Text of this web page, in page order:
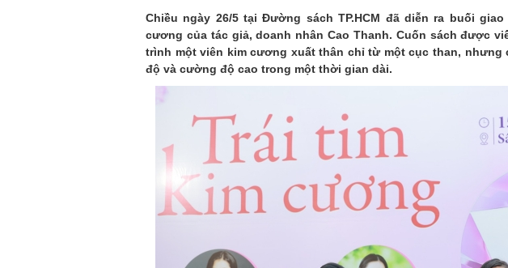
Chiều ngày 26/5 tại Đường sách TP.HCM đã diễn ra buối
cương của tác giả, doanh nhân Cao Thanh. Cuốn sách được
trình một viên kim cương xuất thân chỉ từ một cục than, nhưng
độ và cường độ cao trong một thời gian dài.